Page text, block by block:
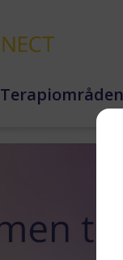
Terapiområden